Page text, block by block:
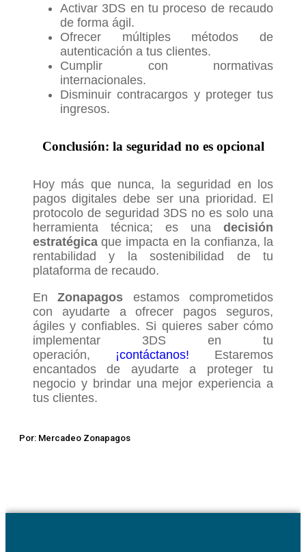
Activar 3DS en tu proceso de recaudo
de forma ágil.
Ofrecer múltiples métodos de
autenticación a tus clientes.
Cumplir con normativas
internacionales.
Disminuir contracargos y proteger tus
ingresos.
Conclusión: la seguridad no es opcional
Hoy más que nunca, la seguridad en los
pagos digitales debe ser una prioridad. El
protocolo de seguridad 3DS no es solo una
herramienta técnica; es unadecisión
estratégicaque impacta en la confianza, la
rentabilidad y la sostenibilidad de tu
plataforma de recaudo.
En Zonapagos estamos comprometidos
con ayudarte a ofrecer pagos seguros,
ágiles y confiables. Si quieres saber cómo
implementar 3DS en tu
operación, ¡contáctanos! Estaremos
encantados de ayudarte a proteger tu
negocio y brindar una mejor experiencia a
tus clientes.
Por: Mercadeo Zonapagos